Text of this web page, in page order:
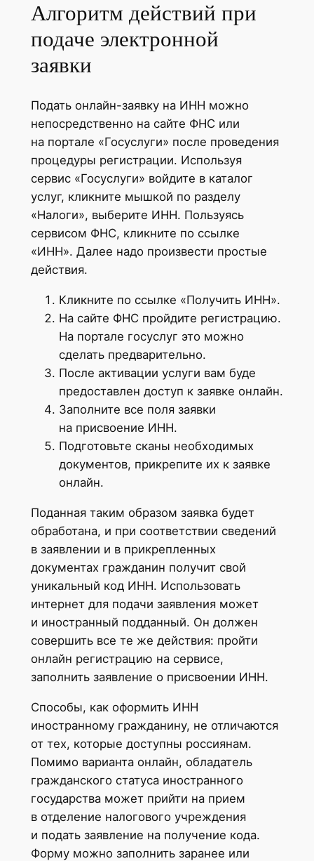
Алгоритм действий при
подаче электронной
заявки
Подать онлайн-заявку на ИНН можно
непосредственно на сайте ФНС или
на портале «Госуслуги» после проведения
процедуры регистрации. Используя
сервис «Госуслуги» войдите в каталог
услуг, кликните мышкой по разделу
«Налоги», выберите ИНН. Пользуясь
сервисом ФНС, кликните по ссылке
«ИНН». Далее надо произвести простые
действия.
Кликните по ссылке «Получить ИНН».
На сайте ФНС пройдите регистрацию.
На портале госуслуг это можно
сделать предварительно.
После активации услуги вам буде
предоставлен доступ к заявке онлайн.
Заполните все поля заявки
на присвоение ИНН.
Подготовьте сканы необходимых
документов, прикрепите их к заявке
онлайн.
Поданная таким образом заявка будет
обработана, и при соответствии сведений
в заявлении и в прикрепленных
документах гражданин получит свой
уникальный код ИНН. Использовать
интернет для подачи заявления может
и иностранный подданный. Он должен
совершить все те же действия: пройти
онлайн регистрацию на сервисе,
заполнить заявление о присвоении ИНН.
Способы, как оформить ИНН
иностранному гражданину, не отличаются
от тех, которые доступны россиянам.
Помимо варианта онлайн, обладатель
гражданского статуса иностранного
государства может прийти на прием
в отделение налогового учреждения
и подать заявление на получение кода.
Форму можно заполнить заранее или